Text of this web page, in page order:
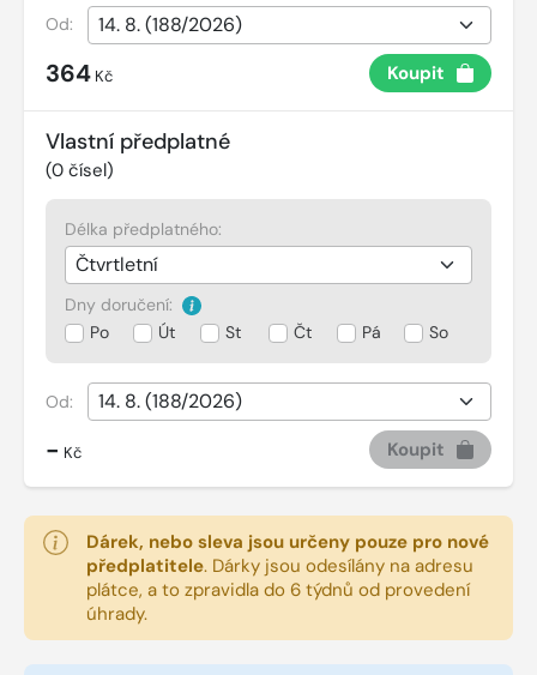
Od:
364 Kč Koupit
Vlastní předplatné
(0 čísel)
Délka předplatného:
Dny doručení:
Po
Út St Čt Pá So
Od:
- Kč Koupit
Dárek, nebo sleva jsou určeny pouze pro nové
předplatitele. Dárky jsou odesílány na adresu
plátce, a to zpravidla do 6 týdnů od provedení
úhrady.